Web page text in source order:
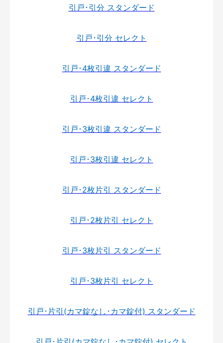
引戸･引分 スタンダード
引戸･引分 セレクト
引戸･4枚引違 スタンダード
引戸･4枚引違 セレクト
引戸･3枚引違 スタンダード
引戸･3枚引違 セレクト
引戸･2枚片引 スタンダード
引戸･2枚片引 セレクト
引戸･3枚片引 スタンダード
引戸･3枚片引 セレクト
引戸･片引(カマ錠なし･カマ錠付) スタンダード